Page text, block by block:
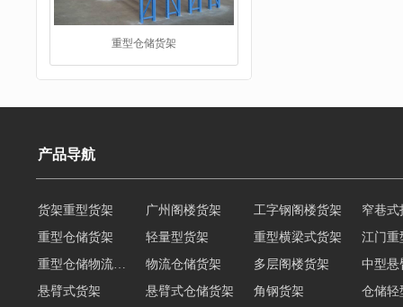
仓储货架
阁楼货架
产品导航
重型仓储货架 轻量型货架 重型横梁式货架
江门重
物流仓储货架 多层阁楼货架
中型悬
悬臂式货架
悬臂式仓储货架 角钢货架
仓储轻
轻型货架
轻型仓储货架 移动式货架 横梁式